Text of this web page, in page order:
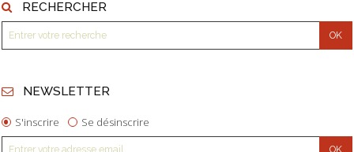
RECHERCHER
NEWSLETTER
S'inscrire Se désinscrire